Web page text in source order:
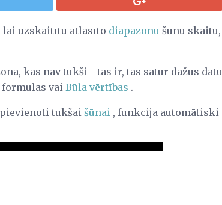
lai uzskaitītu atlasīto diapazonu šūnu skaitu,
kas nav tukši - tas ir, tas satur dažus datu
vai Būla vērtības .
tukšai šūnai , funkcija automātiski